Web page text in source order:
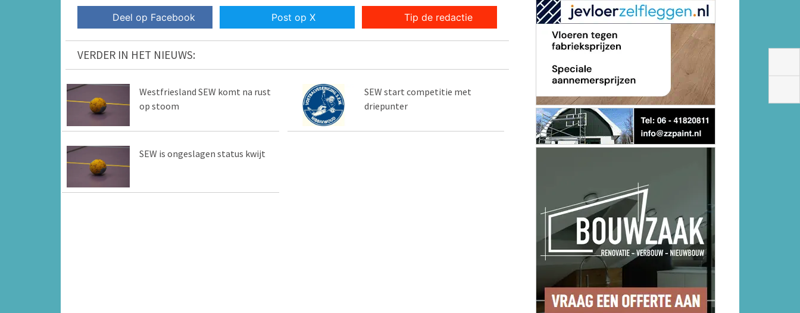
Deel op Facebook Post op X Tip de redactie
VERDER IN HET NIEUWS:
Westfriesland SEW komt na rust
op stoom
SEW start competitie met
driepunter
SEW is ongeslagen status kwijt